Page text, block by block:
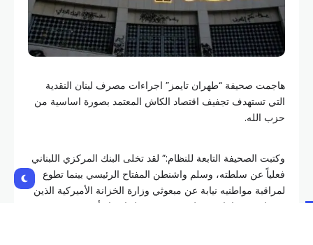
هاجمت صحيفة “طهران تايمز” اجراءات مصرف لبنان النقدية
التي تستهدف تجفيف اقتصاد الكاش المعتمد بصورة اساسية من
حزب الله.
وكتبت الصحيفة التابعة للنظام:” لقد تخلى البنك المركزي اللبناني
فعلياً عن سلطته، وسلم واشنطن المفتاح الرئيسي بينما تطوع
لمراقبة مواطنيه نيابة عن مبعوثي وزارة الخزانة الأميركية الذين
قضوا بضع ساعات فقط في بيروت قبل إصدار أحدث مجموعة